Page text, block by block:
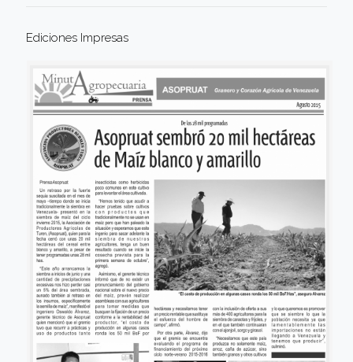
Ediciones Impresas